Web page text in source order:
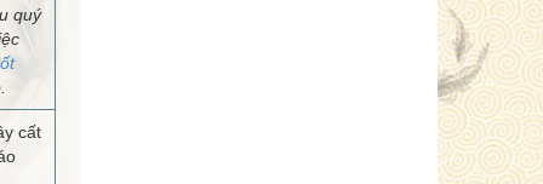
quý
cất